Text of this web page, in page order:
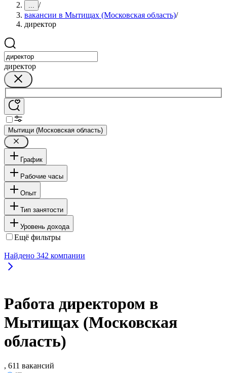
... /
вакансии в Мытищах (Московская область)/
директор
директор
Мытищи (Московская область)
График
Рабочие часы
Опыт
Тип занятости
Уровень дохода
Ещё фильтры
Найдено 342 компании
Работа директором в
Мытищах (Московская
область)
, 611 вакансий